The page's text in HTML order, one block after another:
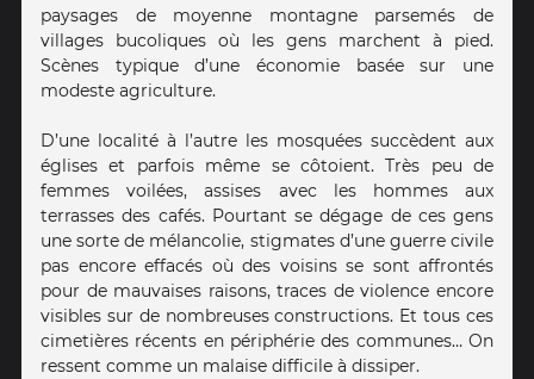
paysages de moyenne montagne parsemés de
villages bucoliques où les gens marchent à pied.
Scènes typique d’une économie basée sur une
modeste agriculture.
D’une localité à l’autre les mosquées succèdent aux
églises et parfois même se côtoient. Très peu de
femmes voilées, assises avec les hommes aux
terrasses des cafés. Pourtant se dégage de ces gens
une sorte de mélancolie, stigmates d’une guerre civile
pas encore effacés où des voisins se sont affrontés
pour de mauvaises raisons, traces de violence encore
visibles sur de nombreuses constructions. Et tous ces
cimetières récents en périphérie des communes… On
ressent comme un malaise difficile à dissiper.